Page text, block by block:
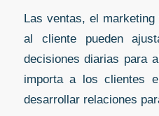
Las ventas, el
al cliente pueden
decisiones diarias para
importa a los clientes
desarrollar relaciones